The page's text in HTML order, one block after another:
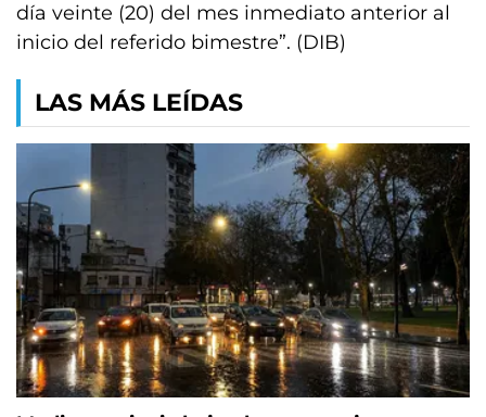
día veinte (20) del mes inmediato anterior al
inicio del referido bimestre”. (DIB)
LAS MÁS LEÍDAS